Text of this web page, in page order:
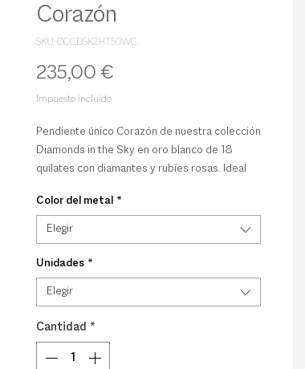
Corazón
SKU: OGGDSK2HT50WG
235,00 €
Impuesto incluido
Pendiente único Corazón de nuestra colección
Diamonds in the Sky en oro blanco de 18
quilates con diamantes y rubíes rosas. Ideal
vende por unidad o por par.
Tamaño: 8 mm x 8 mm.
Logo Ogg grabado en la parte trasera.
Color del metal *
Elegir
Unidades *
Elegir
Cantidad *